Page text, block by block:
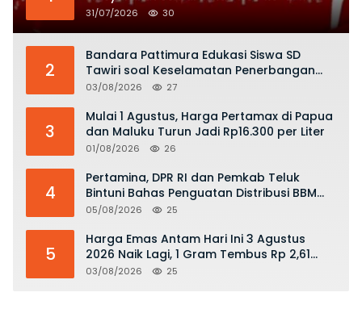
dengan Semangat Nasionalisme
31/07/2026 30
2
Bandara Pattimura Edukasi Siswa SD
Tawiri soal Keselamatan Penerbangan
dan Bahaya Bermain Layang-layang di
03/08/2026 27
3
Mulai 1 Agustus, Harga Pertamax di Papua
dan Maluku Turun Jadi Rp16.300 per Liter
01/08/2026 26
4
Pertamina, DPR RI dan Pemkab Teluk
Bintuni Bahas Penguatan Distribusi BBM
dan LPG
05/08/2026 25
5
Harga Emas Antam Hari Ini 3 Agustus
2026 Naik Lagi, 1 Gram Tembus Rp 2,61
Juta
03/08/2026 25